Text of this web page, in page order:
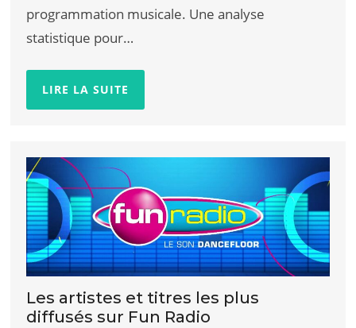
programmation musicale. Une analyse
statistique pour…
LIRE LA SUITE
Les artistes et titres les plus
diffusés sur Fun Radio